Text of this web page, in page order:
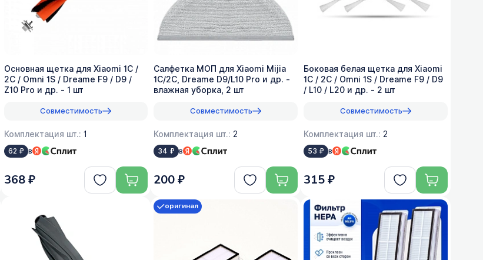
Основная щетка для Xiaomi 1C /
2C / Omni 1S / Dreame F9 / D9 /
Z10 Pro и др. - 1 шт
Совместимость
Комплектация шт.: 1
62 ₽ в
368 ₽
Салфетка МОП для Xiaomi Mijia
1C/2C, Dreame D9/L10 Pro и др. -
влажная уборка, 2 шт
Совместимость
Комплектация шт.:2
34 ₽ в
200 ₽
Боковая белая щетка для Xiaomi
1C / 2C / Omni 1S / Dreame F9 / D9
/ L10 / L20 и др. - 2 шт
Совместимость
Комплектация шт.:2
53 ₽ в
315 ₽
оригинал